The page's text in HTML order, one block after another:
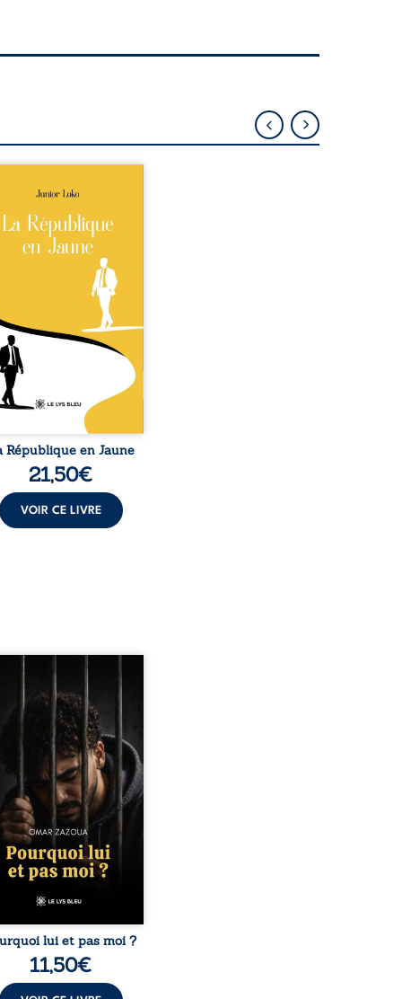
la naissance de
de races différentes
l’ordre établi :
est Noir et Junior est
bien que nés d’un
de Noirs. Très vite,
attire les médias
et transforme
blanc en une figure
sacrée, investie,
certains, d’une mission
Cependant, sous
couvert de ...
République en Jaune
21,50€
VOIR CE LIVRE
lui et pas moi ?
le parcours de l’auteur
par les mauvais choix,
et l’épreuve de
Mais il dévoile
les espoirs qui lui
de ne pas renoncer.
d’une histoire
ce témoignage
le destin, la
la résilience et
de se
malgré les
obstacles. Un ouvrage ...
lui et pas moi ?
11,50€